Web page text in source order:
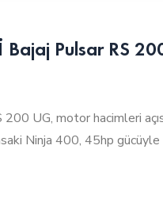
Pulsar RS
UG, motor hacimleri
Ninja 400, 45hp gücüyle